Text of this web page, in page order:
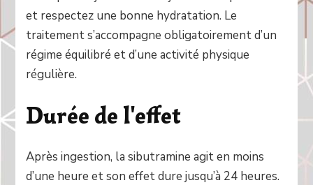
et respectez une bonne hydratation. Le
traitement s’accompagne obligatoirement d’un
régime équilibré et d’une activité physique
régulière.
Durée de l'effet
Après ingestion, la sibutramine agit en moins
d’une heure et son effet dure jusqu’à 24 heures.